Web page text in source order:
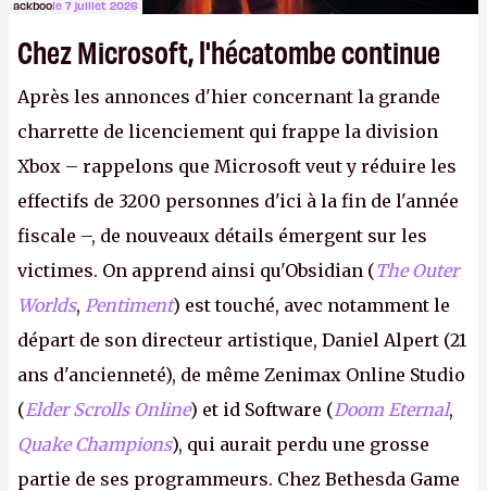
ackboole 7 juillet 2026
Chez Microsoft, l'hécatombe continue
Après les annonces d'hier concernant la grande
charrette de licenciement qui frappe la division
Xbox – rappelons que Microsoft veut y réduire les
effectifs de 3200 personnes d'ici à la fin de l'année
fiscale –, de nouveaux détails émergent sur les
victimes. On apprend ainsi qu'Obsidian (The Outer
Worlds, Pentiment) est touché, avec notamment le
départ de son directeur artistique, Daniel Alpert (21
ans d'ancienneté), de même Zenimax Online Studio
(Elder Scrolls Online) et id Software (Doom Eternal,
Quake Champions), qui aurait perdu une grosse
partie de ses programmeurs. Chez Bethesda Game